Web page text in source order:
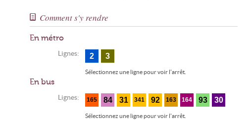
Comment s'y rendre
En métro
Lignes: 2 3
Sélectionnez une ligne pour voir l'arrêt.
En bus
Lignes: 165 84 31 341 92 163 164 93 30
Sélectionnez une ligne pour voir l'arrêt.